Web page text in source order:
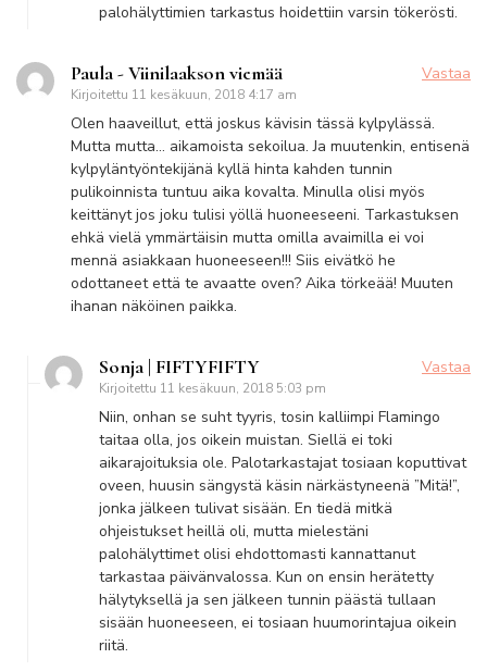
palohälyttimien tarkastus hoidettiin varsin tökerösti.
Paula - Viinilaakson viemää
Kirjoitettu 11 kesäkuun, 2018 4:17 am
Vastaa
Olen haaveillut, että joskus kävisin tässä kylpylässä.
Mutta mutta… aikamoista sekoilua. Ja muutenkin, entisenä
kylpyläntyöntekijänä kyllä hinta kahden tunnin
pulikoinnista tuntuu aika kovalta. Minulla olisi myös
keittänyt jos joku tulisi yöllä huoneeseeni. Tarkastuksen
ehkä vielä ymmärtäisin mutta omilla avaimilla ei voi
mennä asiakkaan huoneeseen!!! Siis eivätkö he
odottaneet että te avaatte oven? Aika törkeää! Muuten
ihanan näköinen paikka.
Sonja | FIFTYFIFTY
Kirjoitettu 11 kesäkuun, 2018 5:03 pm
Vastaa
Niin, onhan se suht tyyris, tosin kalliimpi Flamingo
taitaa olla, jos oikein muistan. Siellä ei toki
aikarajoituksia ole. Palotarkastajat tosiaan koputtivat
oveen, huusin sängystä käsin närkästyneenä ”Mitä!”,
jonka jälkeen tulivat sisään. En tiedä mitkä
ohjeistukset heillä oli, mutta mielestäni
palohälyttimet olisi ehdottomasti kannattanut
tarkastaa päivänvalossa. Kun on ensin herätetty
hälytyksellä ja sen jälkeen tunnin päästä tullaan
sisään huoneeseen, ei tosiaan huumorintajua oikein
riitä.